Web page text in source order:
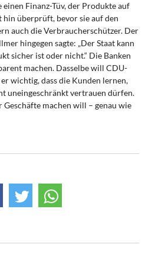
Finanz-Tüv, der Produkte auf
überprüft, bevor sie auf den
auch die Verbraucherschützer. Der
hingegen sagte: „Der Staat kann
sicher ist oder nicht.“ Die Banken
machen. Dasselbe will CDU-
wichtig, dass die Kunden lernen,
uneingeschränkt vertrauen dürfen.
Geschäfte machen will – genau wie